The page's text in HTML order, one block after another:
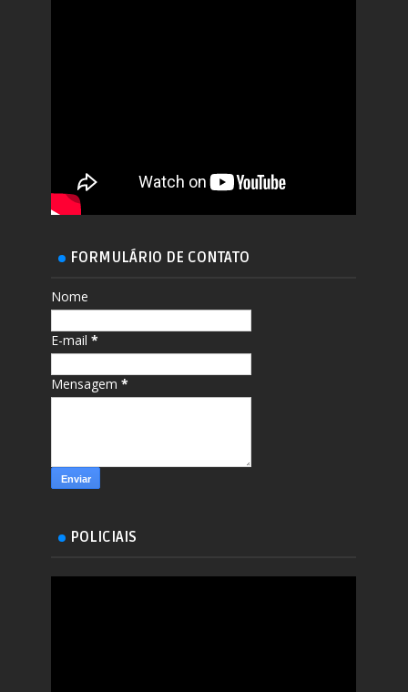
FORMULÁRIO DE CONTATO
Nome
E-mail*
Mensagem*
POLICIAIS